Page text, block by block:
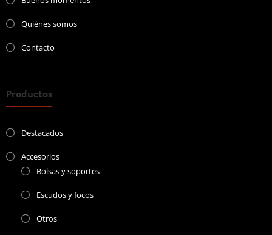
Quiénes somos
Contacto
Productos
Destacados
Accesorios
Bolsas y soportes
Escudos y focos
Otros